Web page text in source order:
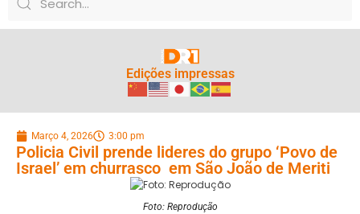
Edições impressas
Março 4, 2026 3:00 pm
Policia Civil prende lideres do grupo ‘Povo de
Israel’ em churrasco em São João de Meriti
Foto: Reprodução